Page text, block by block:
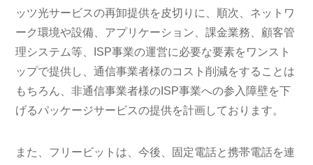
ッツ光サービスの再卸提供を皮切りに、順次、ネットワ
ーク環境や設備、アプリケーション、課金業務、顧客管
理システム等、ISP事業の運営に必要な要素をワンスト
ップで提供し、通信事業者様のコスト削減をすることは
もちろん、非通信事業者様のISP事業への参入障壁を下
げるパッケージサービスの提供を計画しております。
また、フリービットは、今後、固定電話と携帯電話を連